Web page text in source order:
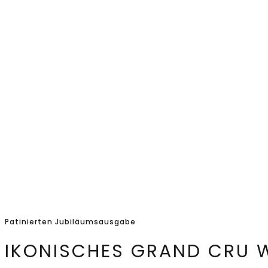
Patinierten Jubiläumsausgabe
IKONISCHES GRAND CRU